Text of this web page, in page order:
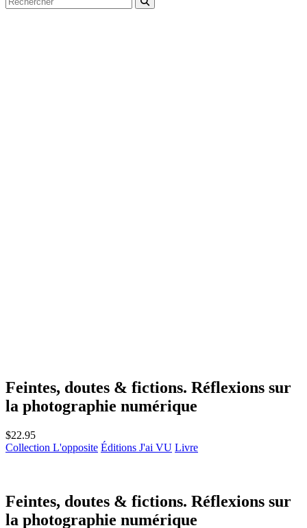
Feintes, doutes & fictions. Réflexions sur
la photographie numérique
$22.95
Collection L'opposite Éditions J'ai VU Livre
Feintes, doutes & fictions. Réflexions sur
la photographie numérique